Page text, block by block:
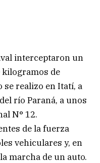
interceptaron un
de
realizo en Itatí, a
río Paraná, a unos
N° 12.
de la fuerza
vehiculares y, en
marcha de un auto.